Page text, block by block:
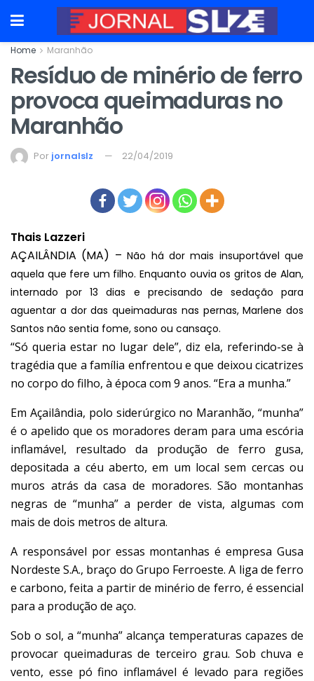
Home Maranhão
Resíduo de minério de ferro
provoca queimaduras no
Maranhão
Por jornalslz 22/04/2019
Thais Lazzeri
AÇAILÂNDIA (MA) –Não há dor mais insuportável que
aquela que fere um filho. Enquanto ouvia os gritos de Alan,
internado por 13 dias e precisando de sedação para
aguentar a dor das queimaduras nas pernas, Marlene dos
Santos não sentia fome, sono ou cansaço.
“Só queria estar no lugar dele”, diz ela, referindo-se à
tragédia que a família enfrentou e que deixou cicatrizes
no corpo do filho, à época com 9 anos. “Era a munha.”
Em Açailândia, polo siderúrgico no Maranhão, “munha”
é o apelido que os moradores deram para uma escória
inflamável, resultado da produção de ferro gusa,
depositada a céu aberto, em um local sem cercas ou
muros atrás da casa de moradores. São montanhas
negras de “munha” a perder de vista, algumas com
mais de dois metros de altura.
A responsável por essas montanhas éempresa Gusa
Nordeste S.A., braço do Grupo Ferroeste. A liga de ferro
e carbono, feita a partir de minério de ferro, é essencial
para a produção de aço.
Sob o sol, a “munha” alcança temperaturas capazes de
provocar queimaduras de terceiro grau. Sob chuva e
vento, esse pó fino inflamável é levado para regiões